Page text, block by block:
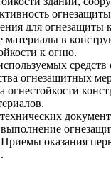
для огнезащиты
в
к огню.
средств
огнезащитных
огнестойкости
Приемы оказания